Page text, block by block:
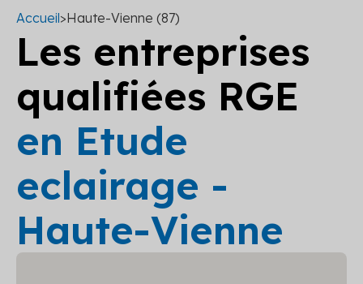
Accueil>Haute-Vienne (87)
Les entreprises
qualifiées RGE
en Etude
eclairage -
Haute-Vienne